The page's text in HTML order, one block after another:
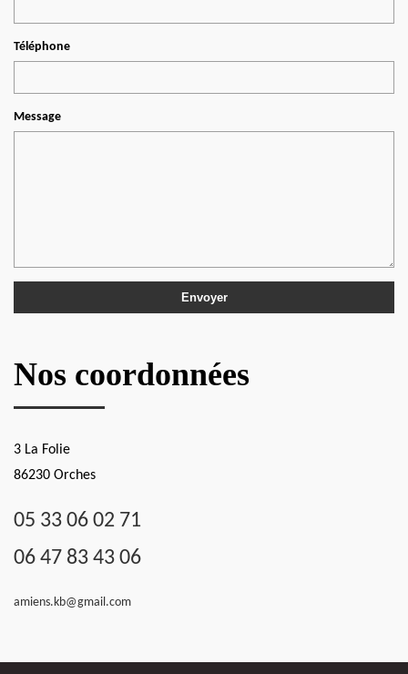
Téléphone
Message
Nos coordonnées
3 La Folie
86230 Orches
05 33 06 02 71
06 47 83 43 06
amiens.kb@gmail.com